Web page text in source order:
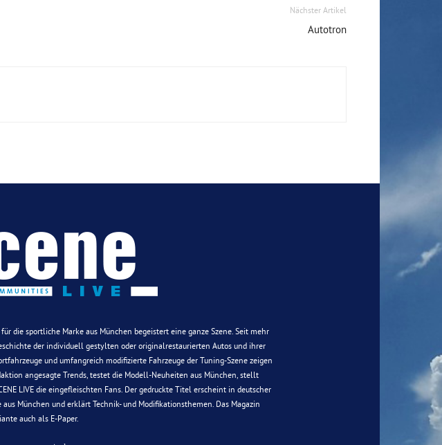
Nächster Artikel
Autotron
die sportliche Marke aus München begeistert eine ganze Szene. Seit mehr
der individuell gestylten oder originalrestaurierten Autos und ihrer
und umfangreich modifizierte Fahrzeuge der Tuning-Szene zeigen
angesagte Trends, testet die Modell-Neuheiten aus München, stellt
LIVE die eingefleischten Fans. Der gedruckte Titel erscheint in deutscher
München und erklärt Technik- und Modifikationsthemen. Das Magazin
auch als E-Paper.